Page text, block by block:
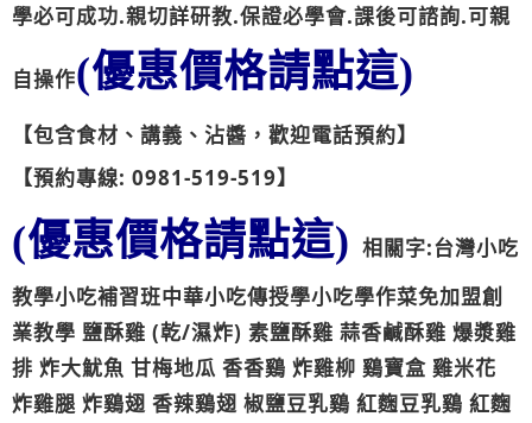
學必可成功.親切詳研教.保證必學會.課後可諮詢.可親
自操作(優惠價格請點這)
【包含食材、講義、沾醬，歡迎電話預約】
【預約專線: 0981-519-519】
(優惠價格請點這) 相關字:台灣小吃
教學小吃補習班中華小吃傳授學小吃學作菜免加盟創
業教學 鹽酥雞 (乾/濕炸) 素鹽酥雞 蒜香鹹酥雞 爆漿雞
排 炸大魷魚 甘梅地瓜 香香鷄 炸雞柳 鷄寶盒 雞米花
炸雞腿 炸鷄翅 香辣鷄翅 椒鹽豆乳鷄 紅麴豆乳鷄 紅麴